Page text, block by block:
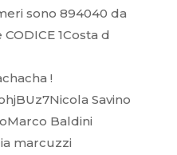
sono 894040 da
1Costa d
!
Savino
Baldini
marcuzzi